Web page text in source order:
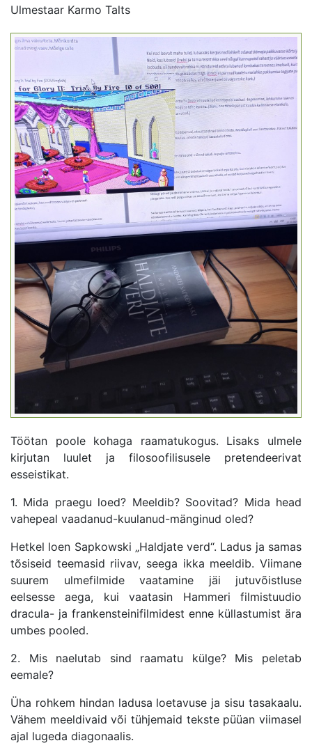
Ulmestaar Karmo Talts
Töötan poole kohaga raamatukogus. Lisaks ulmele
kirjutan luulet ja filosoofilisusele pretendeerivat
esseistikat.
1. Mida praegu loed? Meeldib? Soovitad? Mida head
vahepeal vaadanud-kuulanud-mänginud oled?
Hetkel loen Sapkowski „Haldjate verd“. Ladus ja samas
tõsiseid teemasid riivav, seega ikka meeldib. Viimane
suurem ulmefilmide vaatamine jäi jutuvõistluse
eelsesse aega, kui vaatasin Hammeri filmistuudio
dracula- ja frankensteinifilmidest enne küllastumist ära
umbes pooled.
2. Mis naelutab sind raamatu külge? Mis peletab
eemale?
Üha rohkem hindan ladusa loetavuse ja sisu tasakaalu.
Vähem meeldivaid või tühjemaid tekste püüan viimasel
ajal lugeda diagonaalis.